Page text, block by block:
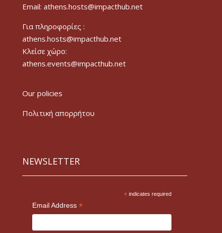
Email: athens.hosts@impacthub.net
Για πληροφορίες :
athens.hosts@impacthub.net
Κλείσε χώρο:
athens.events@impacthub.net
Our policies
Πολιτική απορρήτου
NEWSLETTER
* indicates required
Email Address *